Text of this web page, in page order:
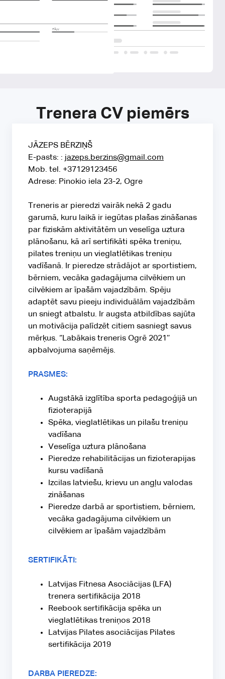
ITĀĻU
Trenera CV piemērs
JĀZEPS BĒRZIŅŠ
E-pasts: : jazeps.berzins@gmail.com
Mob. tel. +37129123456
Adrese: Pinokio iela 23-2, Ogre
Treneris ar pieredzi vairāk nekā 2 gadu
garumā, kuru laikā ir iegūtas plašas zināšanas
par fiziskām aktivitātēm un veselīga uztura
plānošanu, kā arī sertifikāti spēka treniņu,
pilates treniņu un vieglatlētikas treniņu
vadīšanā. Ir pieredze strādājot ar sportistiem,
bērniem, vecāka gadagājuma cilvēkiem un
cilvēkiem ar īpašām vajadzībām. Spēju
adaptēt savu pieeju individuālām vajadzībām
un sniegt atbalstu. Ir augsta atbildības sajūta
un motivācija palīdzēt citiem sasniegt savus
mērķus. ‘’Labākais treneris Ogrē 2021’’
apbalvojuma saņēmējs.
PRASMES:
Augstākā izglītība sporta pedagoģijā un
fizioterapijā
Spēka, vieglatlētikas un pilašu treniņu
vadīšana
Veselīga uztura plānošana
Pieredze rehabilitācijas un fizioterapijas
kursu vadīšanā
Izcilas latviešu, krievu un angļu valodas
zināšanas
Pieredze darbā ar sportistiem, bērniem,
vecāka gadagājuma cilvēkiem un
cilvēkiem ar īpašām vajadzībām
SERTIFIKĀTI:
Latvijas Fitnesa Asociācijas (LFA)
trenera sertifikācija 2018
Reebook sertifikācija spēka un
vieglatlētikas treniņos 2018
Latvijas Pilates asociācijas Pilates
sertifikācija 2019
DARBA PIEREDZE: